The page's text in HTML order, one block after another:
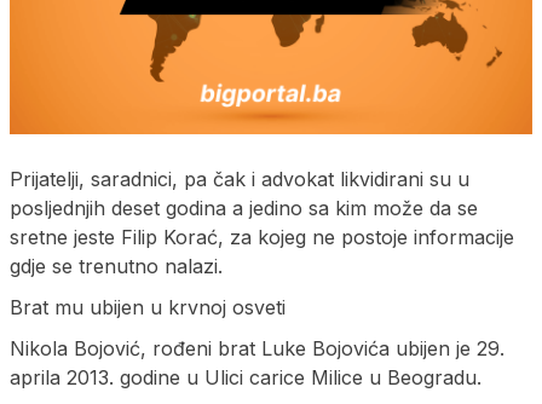
Prijatelji, saradnici, pa čak i advokat likvidirani su u
posljednjih deset godina a jedino sa kim može da se
sretne jeste Filip Korać, za kojeg ne postoje informacije
gdje se trenutno nalazi.
Brat mu ubijen u krvnoj osveti
Nikola Bojović, rođeni brat Luke Bojovića ubijen je 29.
aprila 2013. godine u Ulici carice Milice u Beogradu.